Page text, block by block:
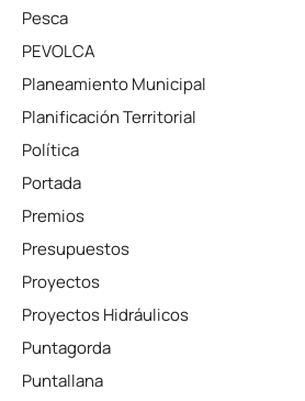
Pesca
PEVOLCA
Planeamiento Municipal
Planificación Territorial
Política
Portada
Premios
Presupuestos
Proyectos
Proyectos Hidráulicos
Puntagorda
Puntallana